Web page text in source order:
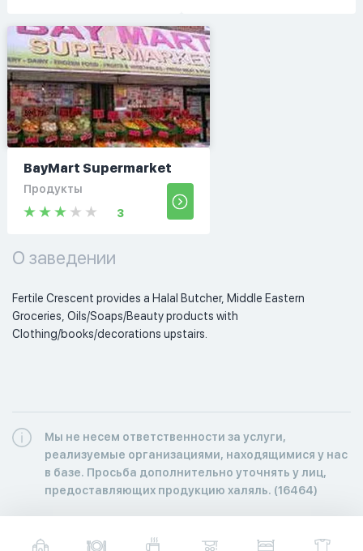
BayMart Supermarket
Продукты
3
О заведении
Fertile Crescent provides a Halal Butcher, Middle Eastern
Groceries, Oils/Soaps/Beauty products with
Clothing/books/decorations upstairs.
Мы не несем ответственности за услуги,
реализуемые организациями, находящимися у нас
в базе. Просьба дополнительно уточнять у лиц,
предоставляющих продукцию халяль. (16464)